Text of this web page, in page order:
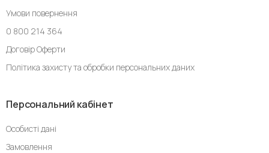
Умови повернення
0 800 214 364
Договір Оферти
Політика захисту та обробки персональних даних
Персональний кабінет
Особисті дані
Замовлення